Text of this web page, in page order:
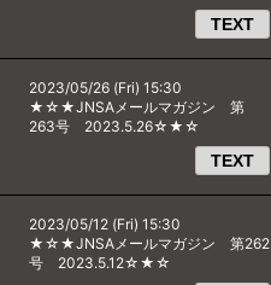
TEXT
2023/05/26 (Fri) 15:30
★☆★JNSAメールマガジン 第
263号 2023.5.26☆★☆
TEXT
2023/05/12 (Fri) 15:30
★☆★JNSAメールマガジン 第262
号 2023.5.12☆★☆